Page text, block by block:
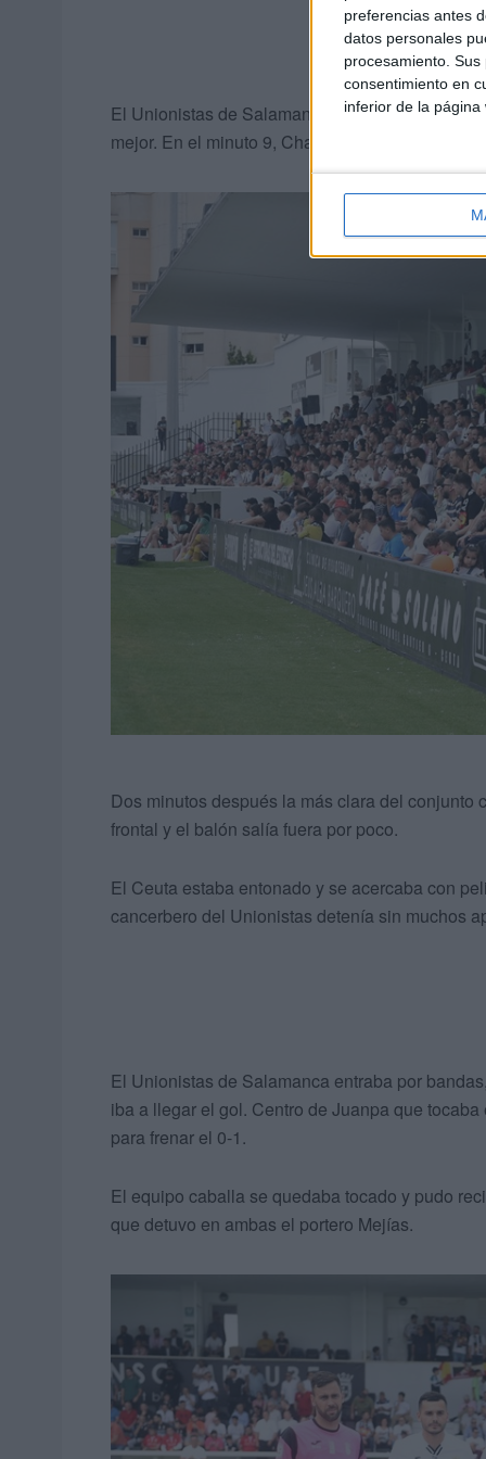
preferencias antes
datos personales
procesamiento.
consentimiento en
inferior de la página
El Unionistas de Salamanca estaba bien
mejor. En el minuto 9, Chapela centraba y Capa
Dos minutos después la más clara del
frontal y el balón salía fuera por poco.
El Ceuta estaba entonado y se acercaba con
cancerbero del Unionistas detenía sin muchos
El Unionistas de Salamanca entraba por
iba a llegar el gol. Centro de Juanpa que
para frenar el 0-1.
El equipo caballa se quedaba tocado y pudo
que detuvo en ambas el portero Mejías.